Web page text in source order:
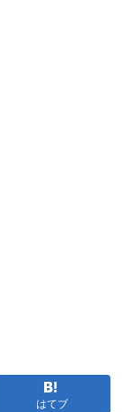
はてブ